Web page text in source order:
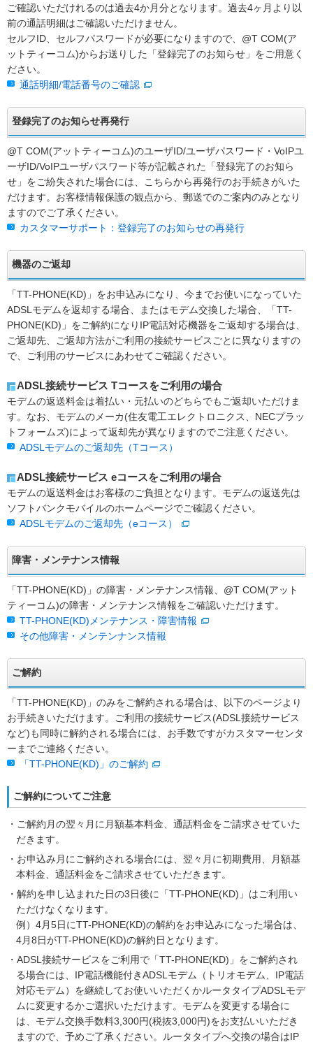
ご確認いただけれるのは過去4か月分となります。過去4ヶ月より以
前の通話明細はご確認いただけません。
セルフID、セルフパスワードが必要になりますので、@T COM(ア
ットティーコム)からお送りした「登録完了のお知らせ」をご用意く
ださい。
通話明細/電話番号のご確認
登録完了のお知らせ再発行
@T COM(アットティーコム)のユーザID/ユーザパスワード・VoIPユ
ーザID/VoIPユーザパスワード等が記載された「登録完了のお知ら
せ」をご紛失された場合には、こちらから再発行のお手続きがいた
だけます。お客様情報保護の観点から、郵送でのご案内のみとなり
ますのでご了承ください。
カスタマーサポート：登録完了のお知らせの再発行
機器のご返却
「TT-PHONE(KD)」をお申込みになり、今までお使いになっていた
ADSLモデムを返却する場合、またはモデム交換した場合、「TT-
PHONE(KD)」をご解約になりIP電話対応機器をご返却する場合は、
ご返却先、ご返却方法がご利用の接続サービスごとに異なりますの
で、ご利用のサービスにあわせてご確認ください。
ADSL接続サービス Tコースをご利用の場合
モデムの返送料金は着払い・元払いのどちらでもご返却いただけま
す。なお、モデムのメーカ(住友電工エレクトロニクス、NECプラッ
トフォームズ)によって返却先が異なりますのでご注意ください。
ADSLモデムのご返却先（Tコース）
ADSL接続サービス eコースをご利用の場合
モデムの返送料金はお客様のご負担となります。モデムの返送先は
ソフトバンクモバイルのホームページでご確認ください。
ADSLモデムのご返却先（eコース）
障害・メンテナンス情報
「TT-PHONE(KD)」の障害・メンテナンス情報、@T COM(アット
ティーコム)の障害・メンテナンス情報をご確認いただけます。
TT-PHONE(KD)メンテナンス・障害情報
その他障害・メンテンナンス情報
ご解約
「TT-PHONE(KD)」のみをご解約される場合は、以下のページより
お手続きいただけます。ご利用の接続サービス(ADSL接続サービス
など)も同時に解約される場合には、お手数ですがカスタマーセンタ
ーまでご連絡ください。
「TT-PHONE(KD)」のご解約
ご解約についてご注意
・ご解約月の翌々月に月額基本料金、通話料金をご請求させていた
だきます。
・お申込み月にご解約される場合には、翌々月に初期費用、月額基
本料金、通話料金をご請求させていただきます。
・解約を申し込まれた日の3日後に「TT-PHONE(KD)」はご利用い
ただけなくなります。
例）4月5日にTT-PHONE(KD)の解約をお申込みになった場合は、
4月8日がTT-PHONE(KD)の解約日となります。
・ADSL接続サービスをご利用で「TT-PHONE(KD)」をご解約され
る場合には、IP電話機能付きADSLモデム（トリオモデム、IP電話
対応モデム）を継続してお使いいただくかルータタイプADSLモデ
ムに変更するかご選択いただけます。モデムを変更する場合に
は、モデム交換手数料3,300円(税抜3,000円)をお支払いいただき
ますので、予めご了承ください。ルータタイプへ交換の場合はIP